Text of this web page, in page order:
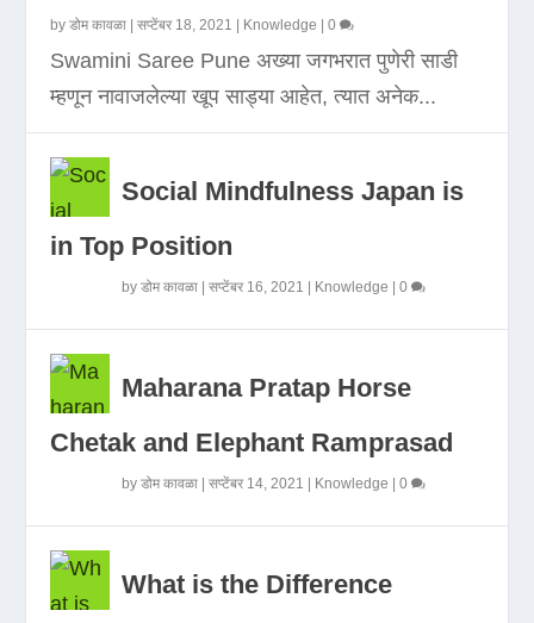
byडोम कावळा |सप्टेंबर 18, 2021 Knowledge |0
Swamini Saree Pune अख्या जगभरात पुणेरी साडी
म्हणून नावाजलेल्या खूप साड्या आहेत, त्यात अनेक...
Social Mindfulness Japan is
in Top Position
byडोम कावळा |सप्टेंबर 16, 2021 Knowledge |0
Maharana Pratap Horse
Chetak and Elephant Ramprasad
byडोम कावळा |सप्टेंबर 14, 2021 Knowledge |0
What is the Difference